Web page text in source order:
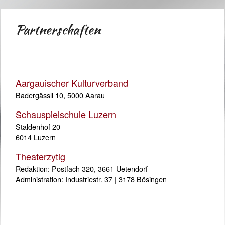
Partnerschaften
Aargauischer Kulturverband
Badergässli 10, 5000 Aarau
Schauspielschule Luzern
Staldenhof 20
6014 Luzern
Theaterzytig
Redaktion: Postfach 320, 3661 Uetendorf
Administration: Industriestr. 37 | 3178 Bösingen